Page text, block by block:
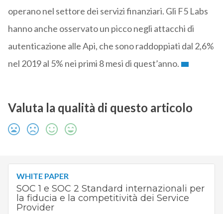
operano nel settore dei servizi finanziari. Gli F5 Labs
hanno anche osservato un picco negli attacchi di
autenticazione alle Api, che sono raddoppiati dal 2,6%
nel 2019 al 5% nei primi 8 mesi di quest’anno.
Valuta la qualità di questo articolo
WHITE PAPER
SOC 1 e SOC 2 Standard internazionali per
la fiducia e la competitività dei Service
Provider